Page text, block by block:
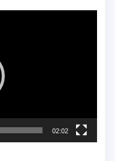
02:02